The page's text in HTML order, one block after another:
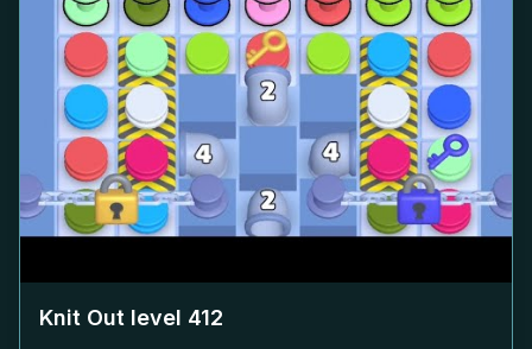
Knit Out level 412